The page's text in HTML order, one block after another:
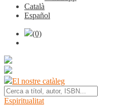
Català
Español
(0)
El nostre catàleg
Espiritualitat